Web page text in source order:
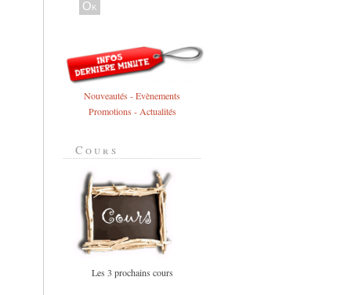
Nouveautés - Evènements
Promotions - Actualités
Cours
Les 3 prochains cours